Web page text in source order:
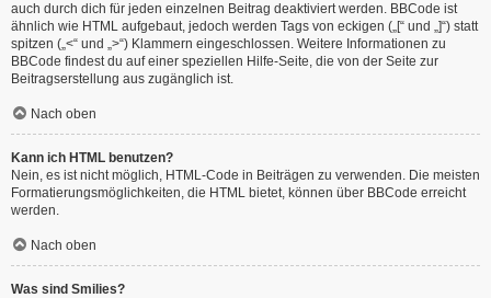
auch durch dich für jeden einzelnen Beitrag deaktiviert werden. BBCode ist
ähnlich wie HTML aufgebaut, jedoch werden Tags von eckigen („[“ und „]“) statt
spitzen („<“ und „>“) Klammern eingeschlossen. Weitere Informationen zu
BBCode findest du auf einer speziellen Hilfe-Seite, die von der Seite zur
Beitragserstellung aus zugänglich ist.
Nach oben
Kann ich HTML benutzen?
Nein, es ist nicht möglich, HTML-Code in Beiträgen zu verwenden. Die meisten
Formatierungsmöglichkeiten, die HTML bietet, können über BBCode erreicht
werden.
Nach oben
Was sind Smilies?